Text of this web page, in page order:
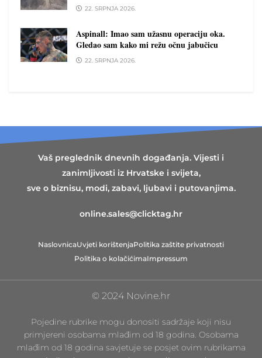
22. SRPNJA 2026.
Aspinall: Imao sam užasnu operaciju oka.
Gledao sam kako mi režu očnu jabučicu
22. SRPNJA 2026.
Vaš preglednik dnevnih događanja. Vijesti i
zanimljivosti iz Hrvatske i svijeta,
sve o biznisu, modi, zabavi, ljubavi i putovanjima.
online.sales@clicktag.hr
NaslovnicaUvjeti korištenjaPolitika zaštite privatnosti
Politika o kolačićimaImpressum
© 2024 Novine.hr
Pojedine rubrike mogu donositi sadržaje koji nisu
primjereni osobama mlađim od 18 godina. Osobama
mlađim od 18 godina savjetuje se posjet ovim rubrikama